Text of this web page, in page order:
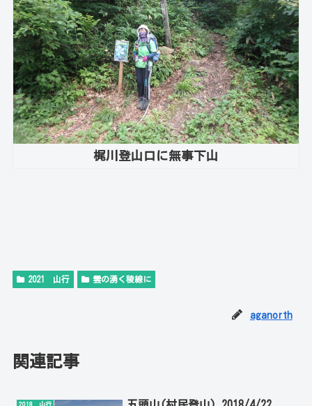
梶川登山口に無事下山
2021 山行 雲の湧く稜線に
aganorth
関連記事
2018 山行